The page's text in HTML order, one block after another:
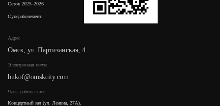
Адрес
Омск, ул. Партизанская, 4
Электронная почта
bukof@omskcity.com
Часы работы касс
Концертный зал (ул. Ленина, 27А),
Сезон 2025–2026
Суперабонемент